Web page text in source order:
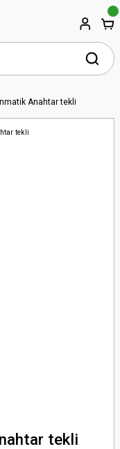
Anahtar tekli
tekli